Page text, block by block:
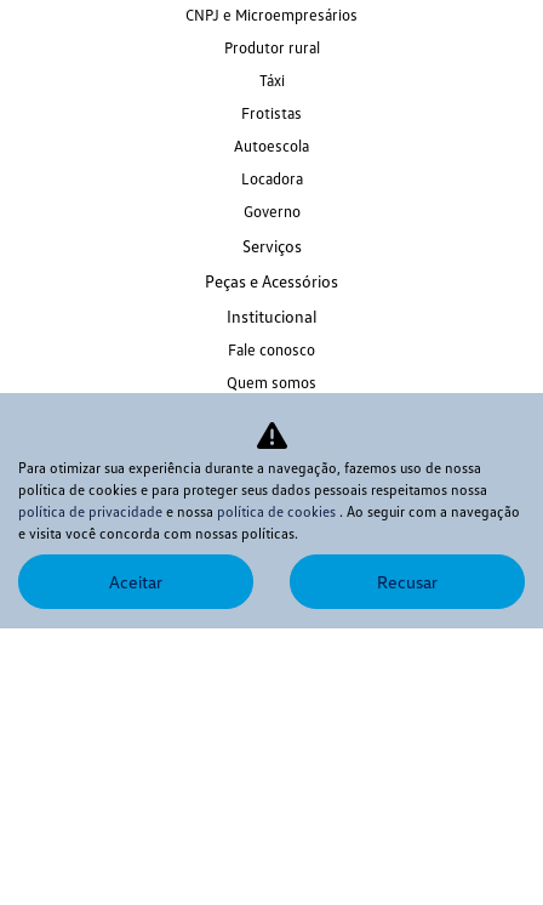
CNPJ e Microempresários
Produtor rural
Táxi
Frotistas
Autoescola
Locadora
Governo
Serviços
Peças e Acessórios
Institucional
Fale conosco
Quem somos
Política de privacidade
Política de Cookies
Blog
Consórcio
Para otimizar sua experiência durante a navegação, fazemos uso de nossa
política de cookies e para proteger seus dados pessoais respeitamos nossa
política de privacidade e nossa política de cookies . Ao seguir com a navegação
e visita você concorda com nossas políticas.
Aceitar Recusar